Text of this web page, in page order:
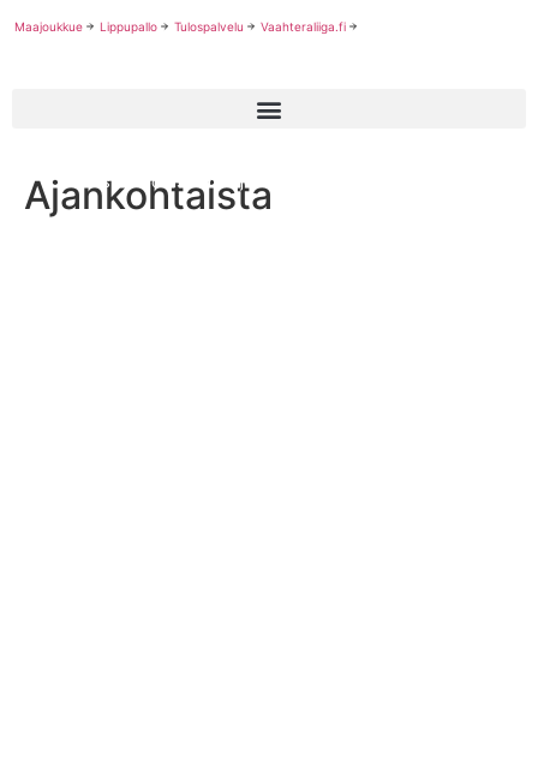
Maajoukkue Lippupallo Tulospalvelu Vaahteraliiga.fi
Ajankohtaista
Naisten I-divisioonan joukkuemäärä nousee kuuteen